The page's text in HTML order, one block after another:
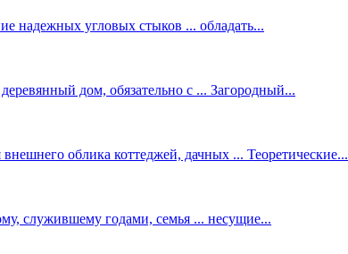
надежных угловых стыков ... обладать...
дом, обязательно с ... Загородный...
облика коттеджей, дачных ... Теоретические...
служившему годами, семья ... несущие...